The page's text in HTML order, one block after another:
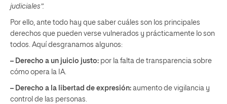
judiciales”.
Por ello, ante todo hay que saber cuáles son los principales
derechos que pueden verse vulnerados y prácticamente lo son
todos. Aquí desgranamos algunos:
– Derecho a un juicio justo: por la falta de transparencia sobre
cómo opera la IA.
– Derecho a la libertad de expresión: aumento de vigilancia y
control de las personas.